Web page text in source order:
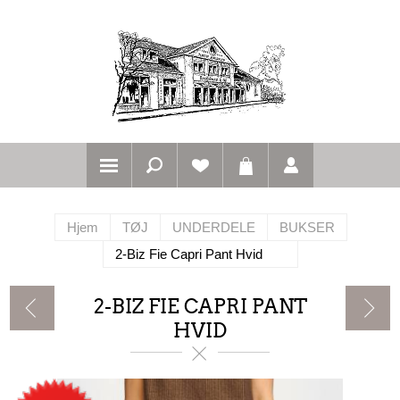
Hjem TØJ UNDERDELE
BUKSER
2-Biz Fie Capri Pant Hvid
2-BIZ FIE CAPRI PANT
HVID